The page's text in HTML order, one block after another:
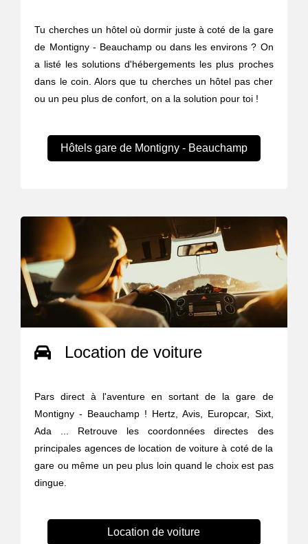
Tu cherches un hôtel où dormir juste à coté de la gare
de Montigny - Beauchamp ou dans les environs ? On
a listé les solutions d'hébergements les plus proches
dans le coin. Alors que tu cherches un hôtel pas cher
ou un peu plus de confort, on a la solution pour toi !
Hôtels gare de Montigny - Beauchamp
Location de voiture
Pars direct à l'aventure en sortant de la gare de
Montigny - Beauchamp ! Hertz, Avis, Europcar, Sixt,
Ada ... Retrouve les coordonnées directes des
principales agences de location de voiture à coté de la
gare ou même un peu plus loin quand le choix est pas
dingue.
Location de voiture